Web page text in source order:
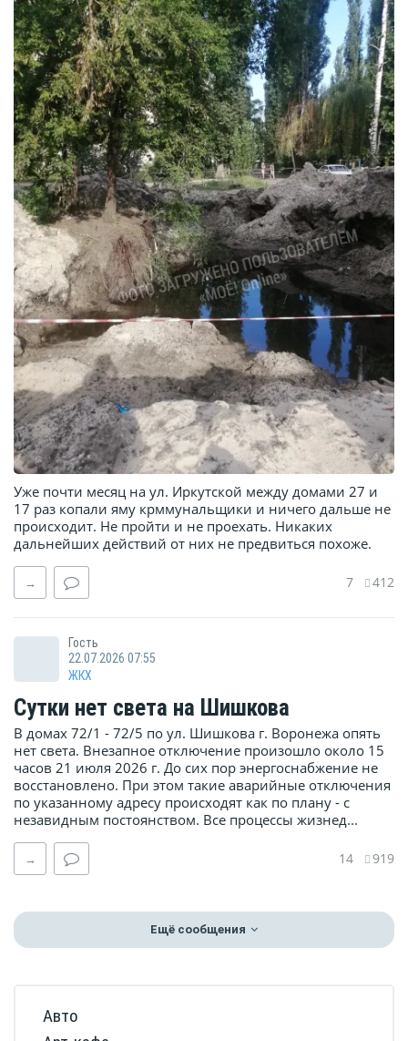
Уже почти месяц на ул. Иркутской между домами 27 и
17 раз копали яму крммунальщики и ничего дальше не
происходит. Не пройти и не проехать. Никаких
дальнейших действий от них не предвиться похоже.
→ 7 412
Гость
22.07.2026 07:55
ЖКХ
Сутки нет света на Шишкова
В домах 72/1 - 72/5 по ул. Шишкова г. Воронежа опять
нет света. Внезапное отключение произошло около 15
часов 21 июля 2026 г. До сих пор энергоснабжение не
восстановлено. При этом такие аварийные отключения
по указанному адресу происходят как по плану - с
незавидным постоянством. Все процессы жизнед...
→ 14 919
Ещё сообщения
Авто